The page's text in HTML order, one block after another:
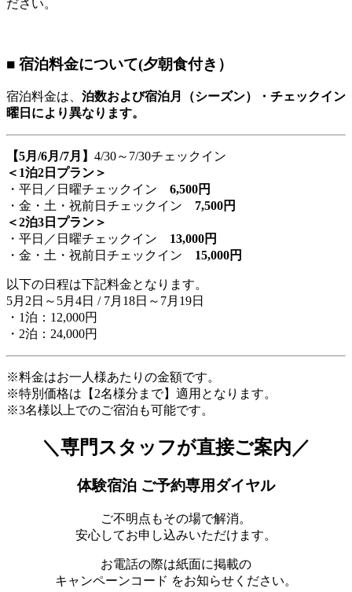
ださい。
■ 宿泊料金について(夕朝食付き）
宿泊料金は、 泊数および宿泊月（シーズン）・チェックイン
曜日により異なります。
【5月/6月/7月 】 4/30～7/30チェックイン
＜1泊2日プラン＞
・平日／日曜チェックイン 6,500円
・金・土・祝前日チェックイン 7,500円
＜2泊3日プラン＞
・平日／日曜チェックイン 13,000円
・金・土・祝前日チェックイン 15,000円
以下の日程は下記料金となります。
5月2日～5月4日 / 7月18日～7月19日
・1泊：12,000円
・2泊：24,000円
※料金はお一人様あたりの金額です。
※特別価格は【2名様分まで】適用となります。
※3名様以上でのご宿泊も可能です。
＼専門スタッフが直接ご案内／
体験宿泊 ご予約専用ダイヤル
ご不明点もその場で解消。
安心してお申し込みいただけます。
お電話の際は紙面に掲載の
キャンペーンコード をお知らせください。